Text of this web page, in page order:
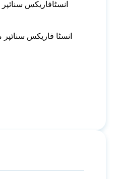
انسٹافاریکس
انسٹا فاریکس